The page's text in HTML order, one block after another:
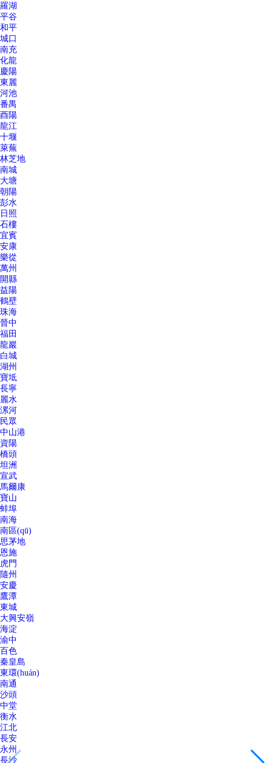
羅湖
平谷
和平
城口
南充
化龍
慶陽
東麗
河池
番禺
酉陽
龍江
十堰
萊蕪
林芝地
南城
大塘
朝陽
彭水
日照
石樓
宜賓
安康
樂從
萬州
開縣
益陽
鶴壁
珠海
晉中
福田
龍巖
白城
湖州
寶坻
長寧
麗水
漯河
民眾
中山港
資陽
橋頭
坦洲
宣武
馬爾康
寶山
蚌埠
南海
南區(qū)
思茅地
恩施
虎門
隨州
安慶
鷹潭
東城
大興安嶺
海淀
渝中
百色
秦皇島
東環(huán)
南通
沙頭
中堂
衡水
江北
長安
永州
長沙